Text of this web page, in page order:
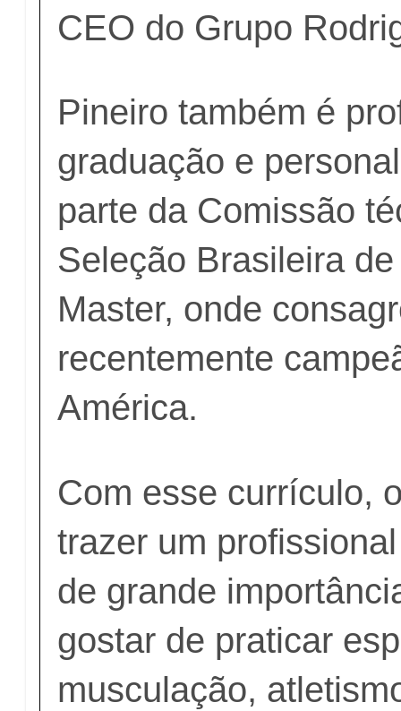
CEO do Grupo
Pineiro também é
graduação e
parte da Comissão
Seleção Brasileira
Master, onde
recentemente
América.
Com esse currículo,
trazer um
de grande
gostar de praticar
musculação,